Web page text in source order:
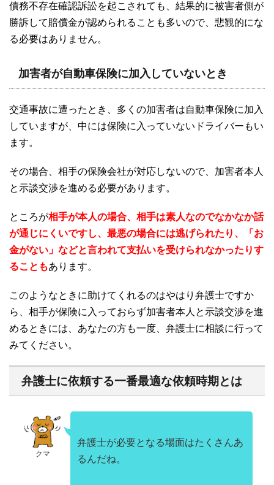
債務不存在確認訴訟を起こされても、結果的に被害者側が
勝訴して賠償金が認められることも多いので、悲観的にな
る必要はありません。
加害者が自動車保険に加入していないとき
交通事故に遭ったとき、多くの加害者は自動車保険に加入
していますが、中には保険に入っていないドライバーもい
ます。
その場合、相手の保険会社が対応しないので、加害者本人
と示談交渉を進める必要があります。
ところが相手が本人の場合、相手は素人なのでなかなか話
が通じにくいですし、最悪の場合には逃げられたり、「お
金がない」などと言われて支払いを受けられなかったりす
ることもあります。
このようなときに助けてくれるのはやはり弁護士ですか
ら、相手が保険に入っておらず加害者本人と示談交渉を進
めるときには、あなたの方も一度、弁護士に相談に行って
みてください。
弁護士に依頼する一番最適な依頼時期とは
クマ
弁護士が必要となる場面はたくさんあ
るんだね。